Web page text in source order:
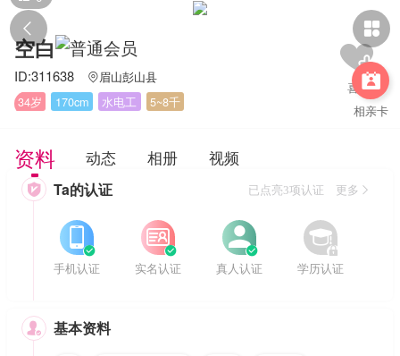
 

相亲卡
空白
ID:311638 眉山彭山县
34岁
170cm 水电工 5~8千
资料 动态 相册 视频
 Ta的认证 已点亮3项认证 更多


手机认证


实名认证


真人认证


学历认证
 基本资料